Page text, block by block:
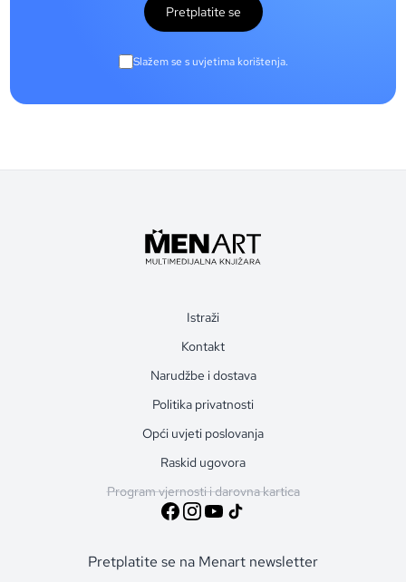
Pretplatite se
Slažem se s uvjetima korištenja.
Istraži
Kontakt
Narudžbe i dostava
Politika privatnosti
Opći uvjeti poslovanja
Raskid ugovora
Program vjernosti i darovna kartica
Pretplatite se na Menart newsletter